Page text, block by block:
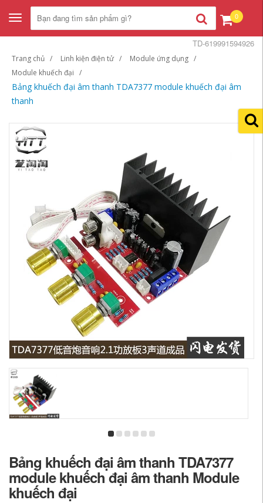
Toggle
navigation
0
Trang chủ Linh kiện điện tử
Module ứng dụng
Module khuếch đại
Bảng khuếch đại âm thanh TDA7377 module khuếch đại âm
thanh
TD-619991594926
Bảng khuếch đại âm thanh TDA7377
module khuếch đại âm thanh Module
khuếch đại